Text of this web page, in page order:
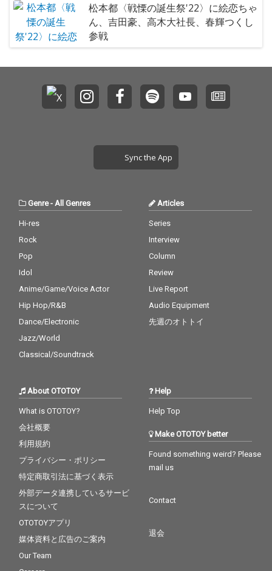
松本都〈戦慄の誕生祭'22〉に絵恋ちゃ
ん、吉田豪、高木大社長、春輝つくし
参戦
Sync the App
Genre-All Genres
Hi-res
Rock
Pop
Idol
Anime/Game/Voice Actor
Hip Hop/R&B
Dance/Electronic
Jazz/World
Classical/Soundtrack
Articles
Series
Interview
Column
Review
Live Report
Audio Equipment
先週のオトトイ
About OTOTOY
What is OTOTOY?
会社概要
利用規約
プライバシー・ポリシー
特定商取引法に基づく表示
外部データ連携しているサービ
スについて
OTOTOYアプリ
媒体資料と広告のご案内
Our Team
Help
Help Top
Make OTOTOY better
Found something weird? Please
mail us
Contact
退会